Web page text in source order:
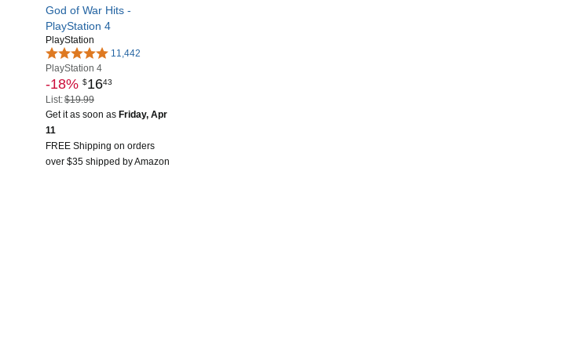
God of War Hits -
PlayStation 4
PlayStation
11,442
PlayStation 4
-18% $1643
List:$19.99
Get it as soon as Friday, Apr
11
FREE Shipping on orders
over $35 shipped by Amazon